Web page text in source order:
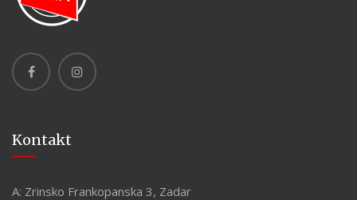
Kontakt
A: Zrinsko Frankopanska 3, Zadar